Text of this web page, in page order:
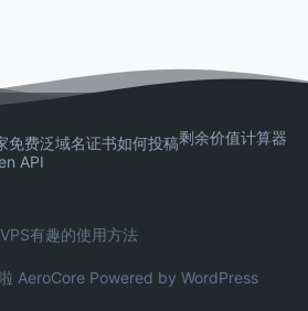
免费泛域名证书如何投稿剩余价值计算器
API
有趣的使用方法
AeroCore Powered by WordPress